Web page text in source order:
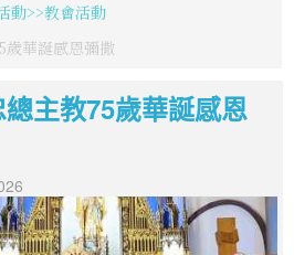
動
教會活動
歲華誕感恩彌撒
主教75歲華誕感恩